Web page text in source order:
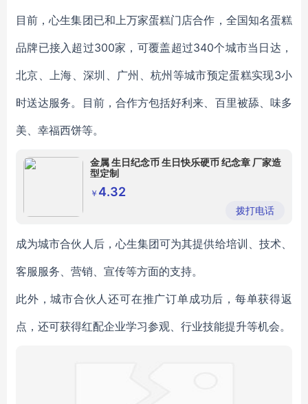
目前，心生集团已和上万家蛋糕门店合作，全国知名蛋糕
品牌已接入超过300家，可覆盖超过340个城市当日达，
北京、上海、深圳、广州、杭州等城市预定蛋糕实现3小
时送达服务。目前，合作方包括好利来、百里被舔、味多
美、幸福西饼等。
金属 生日纪念币 生日快乐硬币 纪念章 厂家造
型定制
￥ 4.32
拨打电话
成为城市合伙人后，心生集团可为其提供给培训、技术、
客服服务、营销、宣传等方面的支持。
此外，城市合伙人还可在推广订单成功后，每单获得返
点，还可获得红配企业学习参观、行业技能提升等机会。